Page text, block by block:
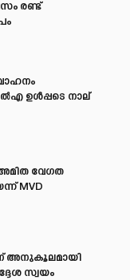
രണ്ട്
ഉള്‍പ്പടെ നാല്
വേഗത
MVD
അനുകൂലമായി
സ്വയം